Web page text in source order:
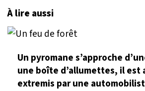
À lire aussi
Un pyromane s’approche
une boîte d’allumettes, il est
extremis par une